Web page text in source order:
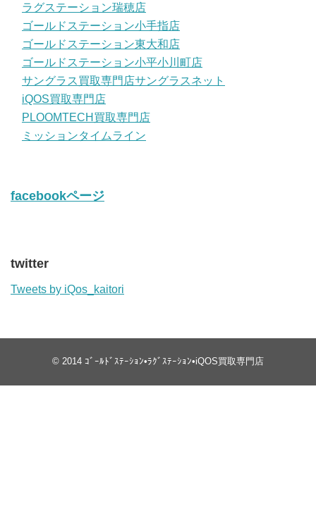
ラグステーション瑞穂店
ゴールドステーション小手指店
ゴールドステーション東大和店
ゴールドステーション小平小川町店
サングラス買取専門店サングラスネット
iQOS買取専門店
PLOOMTECH買取専門店
ミッションタイムライン
facebookページ
twitter
Tweets by iQos_kaitori
© 2014 ｺﾞｰﾙﾄﾞｽﾃｰｼｮﾝ•ﾗｸﾞｽﾃｰｼｮﾝ•iQOS買取専門店